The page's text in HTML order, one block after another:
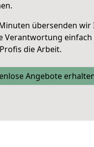
übersenden wir
Verantwortung
die Arbeit.
Angebote